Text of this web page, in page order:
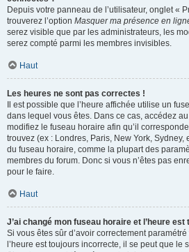
Depuis votre panneau de l’utilisateur, onglet «
trouverez l’option Masquer ma présence en
serez visible que par les administrateurs, les
serez compté parmi les membres invisibles.
Haut
Les heures ne sont pas correctes !
Il est possible que l’heure affichée utilise un
dans lequel vous êtes. Dans ce cas, accédez au
modifiez le fuseau horaire afin qu’il
trouvez (ex : Londres, Paris, New York, Sydney,
du fuseau horaire, comme la plupart des
membres du forum. Donc si vous n’êtes pas
pour le faire.
Haut
J’ai changé mon fuseau horaire et l’heure
Si vous êtes sûr d’avoir correctement
l’heure est toujours incorrecte, il se peut que le